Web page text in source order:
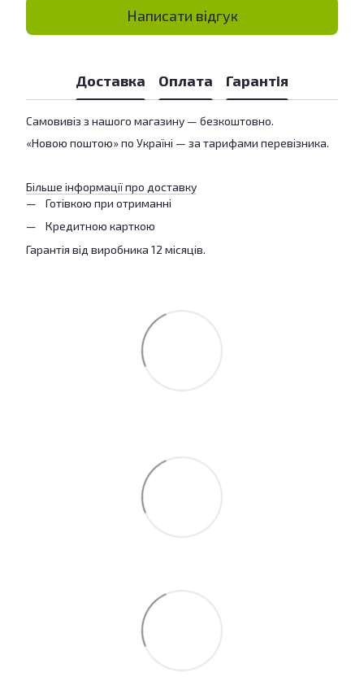
Написати відгук
Доставка Оплата Гарантія
Самовивіз з нашого магазину — безкоштовно.
«Новою поштою» по Україні — за тарифами перевізника.
Більше інформації про доставку
Готівкою при отриманні
Кредитною карткою
Гарантія від виробника 12 місяців.